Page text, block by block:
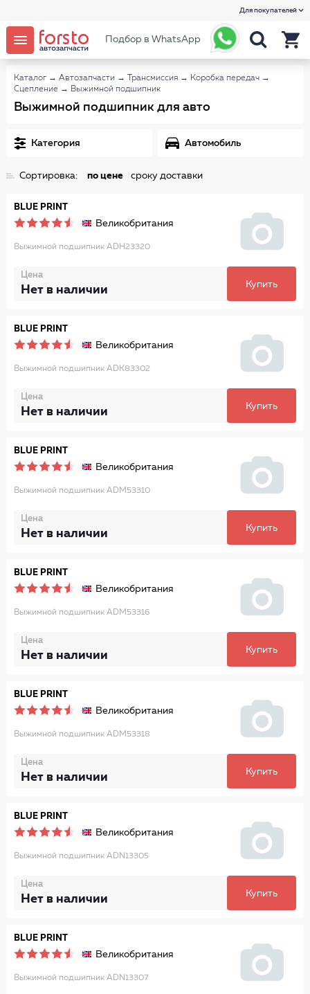
Для покупателей
Подбор в WhatsApp
Каталог → Автозапчасти → Трансмиссия → Коробка передач →
Сцепление → Выжимной подшипник
Выжимной подшипник для авто
Категория Автомобиль
Сортировка: по цене сроку доставки
BLUE PRINT
Великобритания
Выжимной подшипник ADH23320
Цена
Нет в наличии Купить
BLUE PRINT
Великобритания
Выжимной подшипник ADK83302
Цена
Нет в наличии Купить
BLUE PRINT
Великобритания
Выжимной подшипник ADM53310
Цена
Нет в наличии Купить
BLUE PRINT
Великобритания
Выжимной подшипник ADM53316
Цена
Нет в наличии Купить
BLUE PRINT
Великобритания
Выжимной подшипник ADM53318
Цена
Нет в наличии Купить
BLUE PRINT
Великобритания
Выжимной подшипник ADN13305
Цена
Нет в наличии Купить
BLUE PRINT
Великобритания
Выжимной подшипник ADN13307